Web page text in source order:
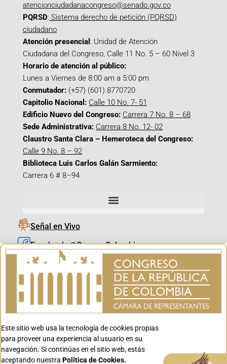
atencionciudadanacongreso@senado.gov.co
PQRSD: Sistema derecho de petición (PQRSD)
ciudadano
Atención presencial : Unidad de Atención
Ciudadana del Congreso, Calle 11 No. 5 – 60 Nivel 3
Horario de atención al público:
Lunes a Viernes de 8:00 am a 5:00 pm
Conmutador: (+57) (601) 8770720
Capitolio Nacional: Calle 10 No. 7- 51
Edificio Nuevo del Congreso: Carrera 7 No. 8 – 68
Sede Administrativa: Carrera 8 No. 12- 02
Claustro Santa Clara – Hemeroteca del Congreso:
Calle 9 No. 8 – 92
Biblioteca Luis Carlos Galán Sarmiento:
Carrera 6 # 8–94
Señal en Vivo
Facebook_@CamaraColombia
Instagram_@CamaraColombia
X_@CamaraColombia
Youtube_@CamaraColombia
Youtube_@CanalCongreso
Este sitio web usa la tecnología de cookies propias
para proveer una experiencia al usuario en su
navegación. Si continúas en el sitio web, estás
aceptando nuestra Política de Cookies. Aceptar